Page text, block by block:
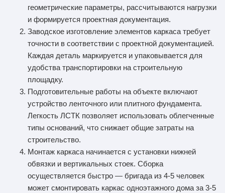
геометрические параметры, рассчитываются нагрузки
и формируется проектная документация.
Заводское изготовление элементов каркаса требует
точности в соответствии с проектной документацией.
Каждая деталь маркируется и упаковывается для
удобства транспортировки на строительную
площадку.
Подготовительные работы на объекте включают
устройство ленточного или плитного фундамента.
Легкость ЛСТК позволяет использовать облегченные
типы оснований, что снижает общие затраты на
строительство.
Монтаж каркаса начинается с установки нижней
обвязки и вертикальных стоек. Сборка
осуществляется быстро — бригада из 4-5 человек
может смонтировать каркас одноэтажного дома за 3-5